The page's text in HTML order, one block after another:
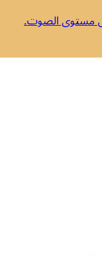
مستوى الصوت.